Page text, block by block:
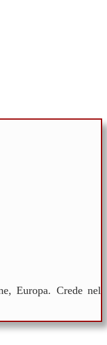
Europa. Crede nel